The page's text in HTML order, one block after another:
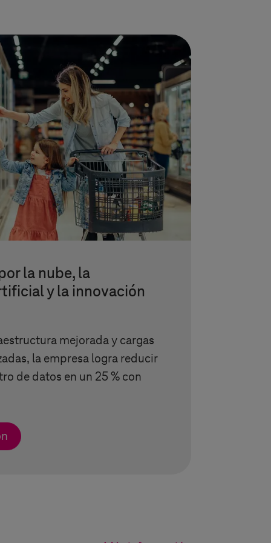
la nube, la
y la innovación
mejorada y cargas
la empresa logra reducir
de datos en un 25 % con